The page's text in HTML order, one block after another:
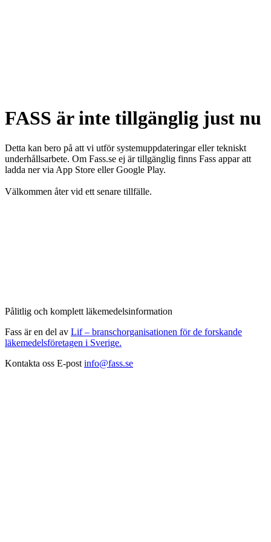
FASS är inte tillgänglig just nu
Detta kan bero på att vi utför systemuppdateringar eller tekniskt
underhållsarbete. Om Fass.se ej är tillgänglig finns Fass appar att
ladda ner via App Store eller Google Play.
Välkommen åter vid ett senare tillfälle.
Pålitlig och komplett läkemedelsinformation
Fass är en del av Lif – branschorganisationen för de forskande
läkemedelsföretagen i Sverige.
Kontakta oss E-post info@fass.se